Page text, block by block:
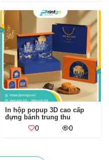
In hộp popup 3D cao cấp
đựng bánh trung thu
0 0